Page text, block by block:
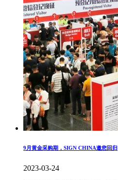
9月黄金采购期，SIGN CHINA邀您回归
2023-03-24